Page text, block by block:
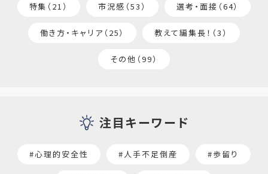
特集（21） 市況感（53） 選考・面接（64）
働き方・キャリア（25） 教えて編集長！（3）
その他（99）
注目キーワード
#心理的安全性 #人手不足倒産 #歩留り